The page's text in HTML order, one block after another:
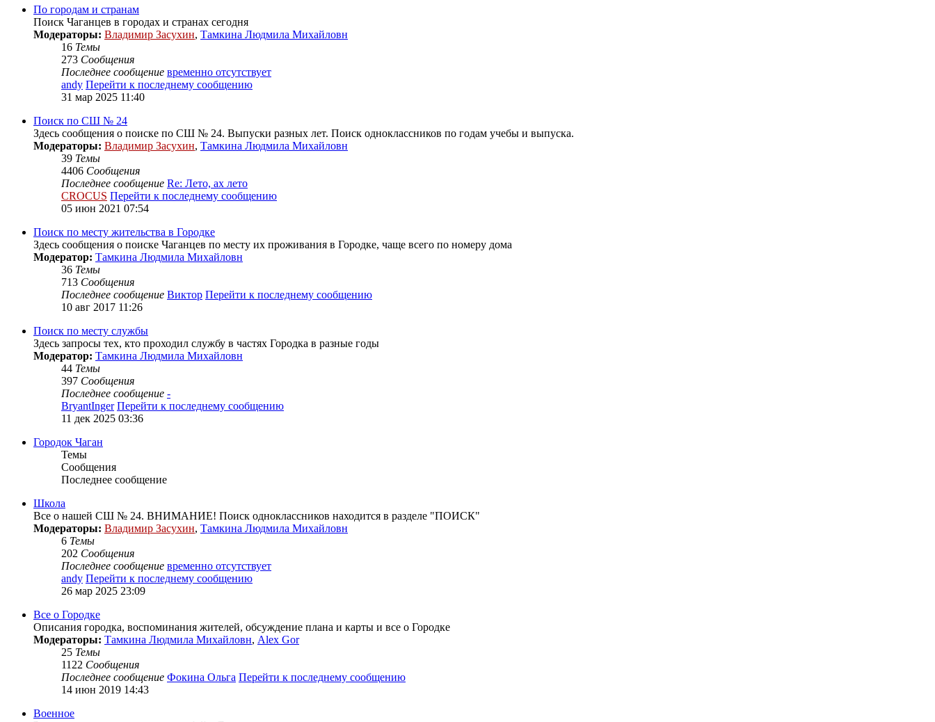
По городам и странам
Поиск Чаганцев в городах и странах сегодня
Модераторы: Владимир Засухин, Тамкина Людмила Михайловн
16 Темы
273 Сообщения
Последнее сообщение временно отсутствует
andy Перейти к последнему сообщению
31 мар 2025 11:40
Поиск по СШ № 24
Здесь сообщения о поиске по СШ № 24. Выпуски разных лет. Поиск одноклассников по годам учебы и выпуска.
Модераторы: Владимир Засухин, Тамкина Людмила Михайловн
39 Темы
4406 Сообщения
Последнее сообщение Re: Лето, ах лето
CROCUS Перейти к последнему сообщению
05 июн 2021 07:54
Поиск по месту жительства в Городке
Здесь сообщения о поиске Чаганцев по месту их проживания в Городке, чаще всего по номеру дома
Модератор: Тамкина Людмила Михайловн
36 Темы
713 Сообщения
Последнее сообщение Виктор Перейти к последнему сообщению
10 авг 2017 11:26
Поиск по месту службы
Здесь запросы тех, кто проходил службу в частях Городка в разные годы
Модератор: Тамкина Людмила Михайловн
44 Темы
397 Сообщения
Последнее сообщение -
BryantInger Перейти к последнему сообщению
11 дек 2025 03:36
Городок Чаган
Темы
Сообщения
Последнее сообщение
Школа
Все о нашей СШ № 24. ВНИМАНИЕ! Поиск одноклассников находится в разделе "ПОИСК"
Модераторы: Владимир Засухин, Тамкина Людмила Михайловн
6 Темы
202 Сообщения
Последнее сообщение временно отсутствует
andy Перейти к последнему сообщению
26 мар 2025 23:09
Все о Городке
Описания городка, воспоминания жителей, обсуждение плана и карты и все о Городке
Модераторы: Тамкина Людмила Михайловн, Alex Gor
25 Темы
1122 Сообщения
Последнее сообщение Фокина Ольга Перейти к последнему сообщению
14 июн 2019 14:43
Военное